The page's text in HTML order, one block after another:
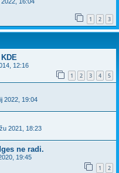
1 2 3
12:16
1 2 3 4 5
2022, 19:04
2021, 18:23
ne radi.
19:45
1 2